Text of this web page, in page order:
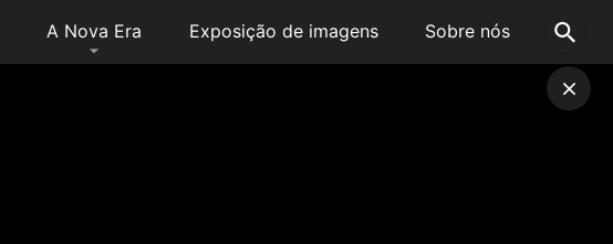
A Nova Era Exposição de imagens Sobre nós